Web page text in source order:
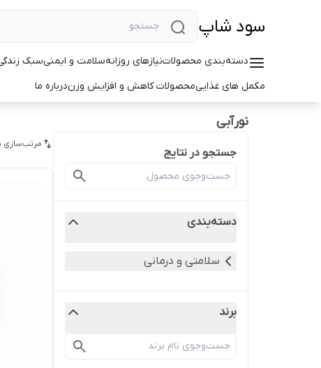
سود شاپ
دسته‌بندی محصولاتنیازهای روزانهسلامت و ایمنیسبک
مکمل های غذاییمحصولات کاهش و افزایش وزندرباره ما
نورآبی
جستجو در نتایج
دسته‌بندی
سلامتی و درمانی
برند
مرتب‌سازی